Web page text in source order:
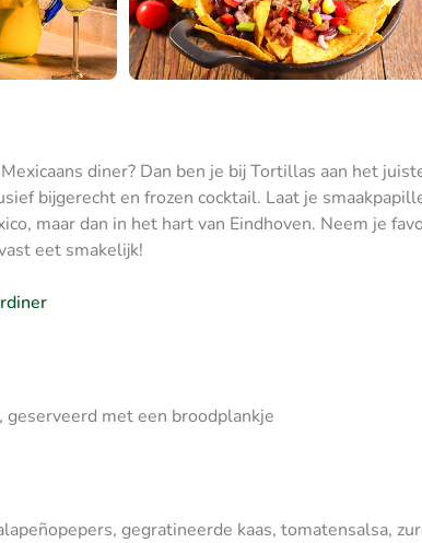
diner? Dan ben je bij Tortillas aan het
bijgerecht en frozen cocktail. Laat je
maar dan in het hart van Eindhoven. Neem je
eet smakelijk!
geserveerd met een broodplankje
gegratineerde kaas, tomatensalsa,